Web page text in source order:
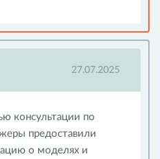
27.07.2025
консультации по
предоставили
о моделях и